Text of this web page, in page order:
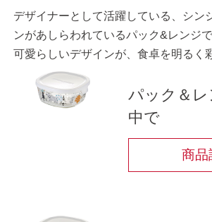
デザイナーとして活躍している、シン
ンがあしらわれているパック&レンジ
可愛らしいデザインが、食卓を明るく
パック＆
中で
商品